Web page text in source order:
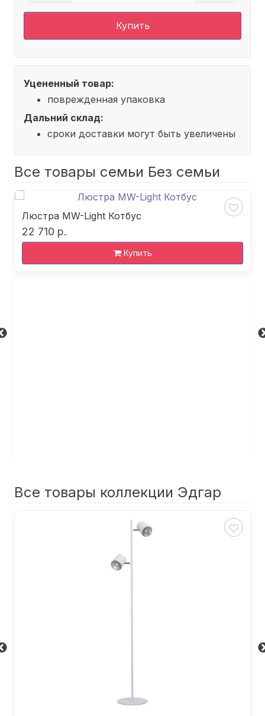
Купить
Уцененный товар:
поврежденная упаковка
Дальний склад:
сроки доставки могут быть увеличены
Все товары семьи Без семьи
Люстра MW-Light Котбус
22 710 р.
Купить
Все товары коллекции Эдгар